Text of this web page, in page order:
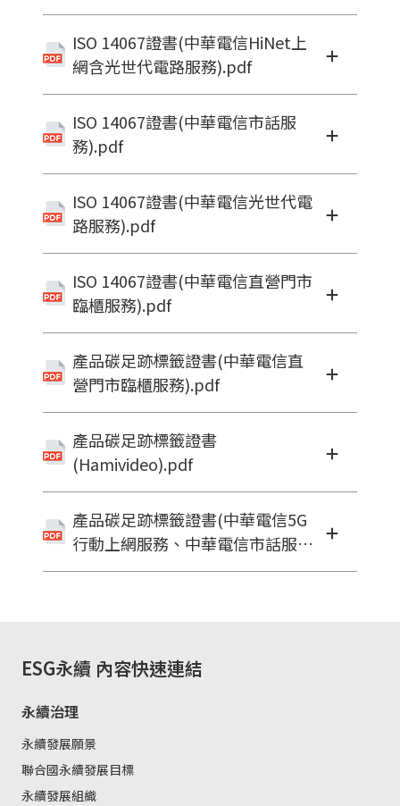
ISO 14067證書(中華電信HiNet上
網含光世代電路服務).pdf
ISO 14067證書(中華電信市話服
務).pdf
ISO 14067證書(中華電信光世代電
路服務).pdf
ISO 14067證書(中華電信直營門市
臨櫃服務).pdf
產品碳足跡標籤證書(中華電信直
營門市臨櫃服務).pdf
產品碳足跡標籤證書
(Hamivideo).pdf
產品碳足跡標籤證書(中華電信5G
行動上網服務、中華電信市話服
務、中華電信HiNet上網含光世代
ESG永續 內容快速連結
永續治理
永續發展願景
聯合國永續發展目標
永續發展組織